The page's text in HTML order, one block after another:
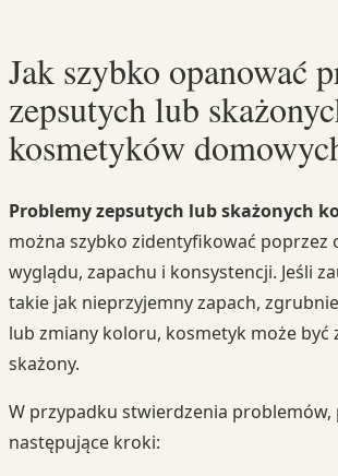
Jak szybko opanować
zepsutych lub
kosmetyków
Problemy zepsutych lub skażonych
można szybko zidentyfikować poprzez
wyglądu, zapachu i konsystencji. Jeśli
takie jak nieprzyjemny zapach,
lub zmiany koloru, kosmetyk może być
skażony.
W przypadku stwierdzenia problemów,
następujące kroki: